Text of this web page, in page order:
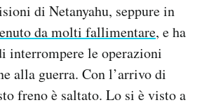
di Netanyahu, seppure in
da molti fallimentare, e ha
interrompere le operazioni
alla guerra. Con l’arrivo di
freno è saltato. Lo si è visto a